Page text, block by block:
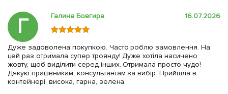
Г Галина Бовгира 16.07.2026
Дуже задоволена покупкою. Часто роблю замовлення. На
цей раз отримала супер троянду! Дуже хотіла насичено
жовту, щоб виділити серед інших. Отримала просто чудо!
Дякую працівникам, консультантам за вибір. Прийшла в
контейнері, висока, гарна, зелена.